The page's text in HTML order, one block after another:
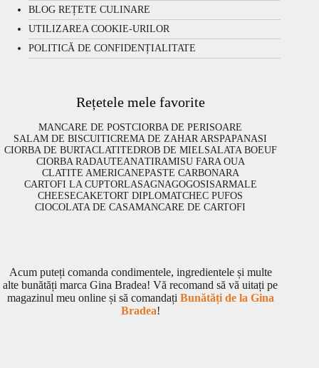
BLOG REȚETE CULINARE
UTILIZAREA COOKIE-URILOR
POLITICĂ DE CONFIDENȚIALITATE
Rețetele mele favorite
MANCARE DE POSTCIORBA DE PERISOARE
SALAM DE BISCUITICREMA DE ZAHAR ARSPAPANASI
CIORBA DE BURTACLATITEDROB DE MIELSALATA BOEUF
CIORBA RADAUTEANATIRAMISU FARA OUA
CLATITE AMERICANEPASTE CARBONARA
CARTOFI LA CUPTORLASAGNAGOGOSISARMALE
CHEESECAKETORT DIPLOMATCHEC PUFOS
CIOCOLATA DE CASAMANCARE DE CARTOFI
Acum puteți comanda condimentele, ingredientele și multe
alte bunătăți marca Gina Bradea! Vă recomand să vă uitați pe
magazinul meu online și să comandați Bunătăți de la Gina
Bradea!